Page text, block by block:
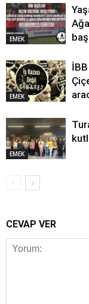
EMEK
EMEK
EMEK
CEVAP VER